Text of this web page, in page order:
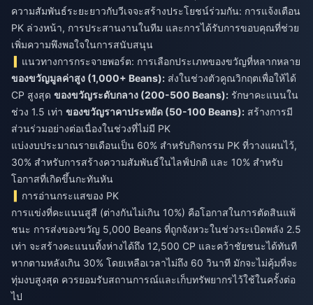
ความสัมพันธ์ระยะยาวกับวีเจจะสร้างประโยชน์ร่วมกัน: การแจ้งเตือน
PK ล่วงหน้า, การประสานงานในทีม และการได้รับการขอบคุณที่ช่วย
เพิ่มความพึงพอใจในการสนับสนุน
แนวทางการกระจายพอร์ต: การเลือกประเภทของขวัญที่หลากหลาย
ของขวัญมูลค่าสูง (1,000+ Beans): ส่งในช่วงตัวคูณวิกฤตเพื่อให้ได้
CP สูงสุด ของขวัญระดับกลาง (200-500 Beans): รักษาคะแนนใน
ช่วง 1.5 เท่า ของขวัญราคาประหยัด (50-100 Beans): สร้างการมี
ส่วนร่วมอย่างต่อเนื่องในช่วงที่ไม่มี PK
แบ่งงบประมาณรายเดือนเป็น 60% สำหรับกิจกรรม PK ที่วางแผนไว้,
30% สำหรับการสร้างความสัมพันธ์ในไลฟ์ปกติ และ 10% สำหรับ
โอกาสที่เกิดขึ้นกะทันหัน
การอ่านกระแสของ PK
การแข่งที่คะแนนสูสี (ต่างกันไม่เกิน 10%) คือโอกาสในการตัดสินแพ้
ชนะ การส่งของขวัญ 5,000 Beans ที่ถูกจังหวะในช่วงระเบิดพลัง 2.5
เท่า จะสร้างคะแนนทิ้งห่างได้ถึง 12,500 CP และคว้าชัยชนะได้ทันที
หากตามหลังเกิน 30% โดยเหลือเวลาไม่ถึง 60 วินาที มักจะไม่คุ้มที่จะ
ทุ่มงบสูงสุด ควรยอมรับสถานการณ์และเก็บทรัพยากรไว้ใช้ในครั้งต่อ
ไป